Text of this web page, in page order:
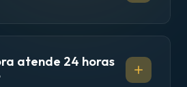
atende 24 horas